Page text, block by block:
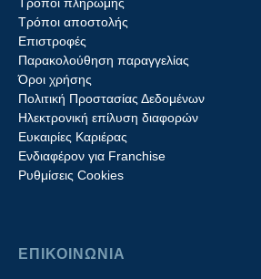
Τρόποι αποστολής
Επιστροφές
Παρακολούθηση παραγγελίας
Όροι χρήσης
Πολιτική Προστασίας Δεδομένων
Ηλεκτρονική επίλυση διαφορών
Ευκαιρίες Καριέρας
Ενδιαφέρον για Franchise
Ρυθμίσεις Cookies
ΕΠΙΚΟΙΝΩΝΙΑ